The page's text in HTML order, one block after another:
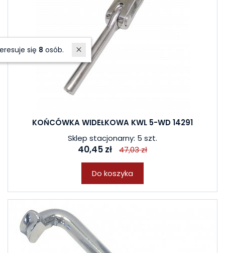
KOŃCÓWKA WIDEŁKOWA KWL 5-WD 14291
Sklep stacjonarny: 5 szt.
40,45 zł 47,03 zł
Do koszyka
W ostatnich 7 dniach produktem interesuje się